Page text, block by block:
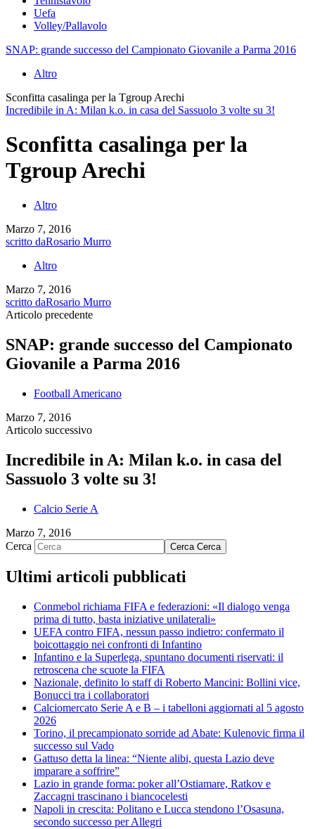
Uefa
Volley/Pallavolo
SNAP: grande successo del Campionato Giovanile a Parma 2016
Altro
Sconfitta casalinga per la Tgroup Arechi
Incredibile in A: Milan k.o. in casa del Sassuolo 3 volte su 3!
Sconfitta casalinga per la
Tgroup Arechi
Altro
Marzo 7, 2016
scritto daRosario Murro
Altro
Marzo 7, 2016
scritto daRosario Murro
Articolo precedente
SNAP: grande successo del Campionato
Giovanile a Parma 2016
Football Americano
Marzo 7, 2016
Articolo successivo
Incredibile in A: Milan k.o. in casa del
Sassuolo 3 volte su 3!
Calcio Serie A
Marzo 7, 2016
Cerca
Cerca Cerca
Ultimi articoli pubblicati
Conmebol richiama FIFA e federazioni: «Il dialogo venga
prima di tutto, basta iniziative unilaterali»
UEFA contro FIFA, nessun passo indietro: confermato il
boicottaggio nei confronti di Infantino
Infantino e la Superlega, spuntano documenti riservati: il
retroscena che scuote la FIFA
Nazionale, definito lo staff di Roberto Mancini: Bollini vice,
Bonucci tra i collaboratori
Calciomercato Serie A e B – i tabelloni aggiornati al 5 agosto
2026
Torino, il precampionato sorride ad Abate: Kulenovic firma il
successo sul Vado
Gattuso detta la linea: “Niente alibi, questa Lazio deve
imparare a soffrire”
Lazio in grande forma: poker all’Ostiamare, Ratkov e
Zaccagni trascinano i biancocelesti
Napoli in crescita: Politano e Lucca stendono l’Osasuna,
secondo successo per Allegri